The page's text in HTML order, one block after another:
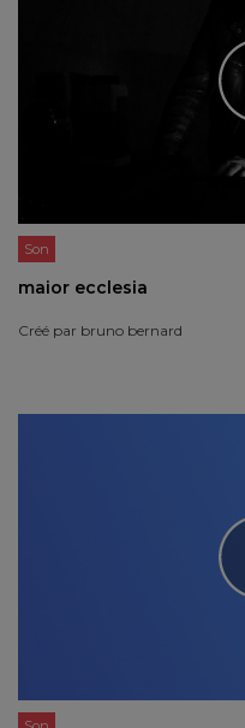
Son
maior ecclesia
Créé par bruno bernard